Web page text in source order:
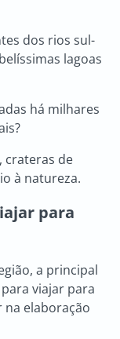
dos rios sul-
lagoas
há milhares
crateras de
à natureza.
para
a principal
viajar para
elaboração